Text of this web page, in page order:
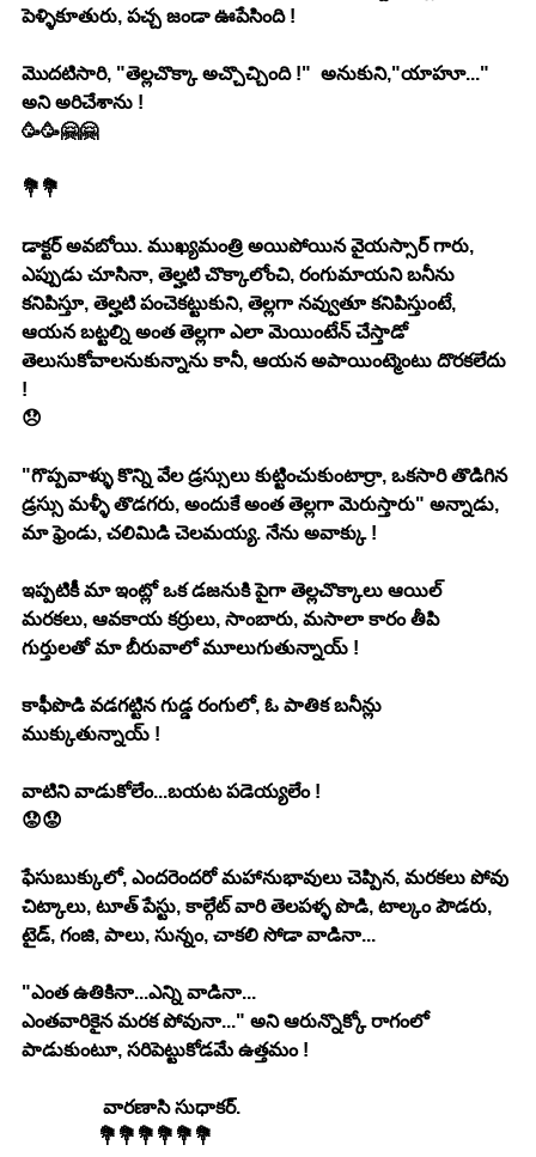
పెళ్ళికూతురు, పచ్చ జండా ఊపేసింది !
మొదటిసారి, "తెల్లచొక్కా అచ్చొచ్చింది !"  అనుకుని,"యాహూ..."
అని అరిచేశాను !
🥳🥳🤗🤗
💐💐
డాక్టర్ అవబోయి. ముఖ్యమంత్రి అయిపోయిన వైయస్సార్ గారు,
ఎప్పుడు చూసినా, తెల్హటి చొక్కాలోంచి, రంగుమాయని బనీను
కనిపిస్తూ, తెల్హటి పంచెకట్టుకుని, తెల్లగా నవ్వుతూ కనిపిస్తుంటే,
ఆయన బట్టల్ని అంత తెల్లగా ఎలా మెయింటేన్ చేస్తాడో
తెలుసుకోవాలనుకున్నాను కానీ, ఆయన అపాయింట్మెంటు దొరకలేదు
!
😞
"గొప్పవాళ్ళు కొన్ని వేల డ్రస్సులు కుట్టించుకుంటార్రా, ఒకసారి తొడిగిన
డ్రస్సు మళ్ళీ తొడగరు, అందుకే అంత తెల్లగా మెరుస్తారు" అన్నాడు,
మా ఫ్రెండు, చలిమిడి చెలమయ్య. నేను అవాక్కు !
ఇప్పటికీ మా ఇంట్లో ఒక డజనుకి పైగా తెల్లచొక్కాలు ఆయిల్
మరకలు, ఆవకాయ కర్రులు, సాంబారు, మసాలా కారం తీపి
గుర్తులతో మా బీరువాలో మూలుగుతున్నాయ్ !
కాఫీపొడి వడగట్టిన గుడ్డ రంగులో, ఓ పాతిక బనీన్లు
ముక్కుతున్నాయ్ !
వాటిని వాడుకోలేం...బయట పడెయ్యలేం !
😟😟
ఫేసుబుక్కులో, ఎందరెందరో మహానుభావులు చెప్పిన, మరకలు పోవు
చిట్కాలు, టూత్ పేస్టు, కాల్గేట్ వారి తెలపళ్ళ పొడి, టాల్కం పౌడరు,
టైడ్, గంజి, పాలు, సున్నం, చాకలి సోడా వాడినా...
"ఎంత ఉతికినా...ఎన్ని వాడినా...
ఎంతవారికైన మరక పోవునా..." అని ఆరున్నొక్కో రాగంలో
పాడుకుంటూ, సరిపెట్టుకోడమే ఉత్తమం !
వారణాసి సుధాకర్.
💐💐💐💐💐💐